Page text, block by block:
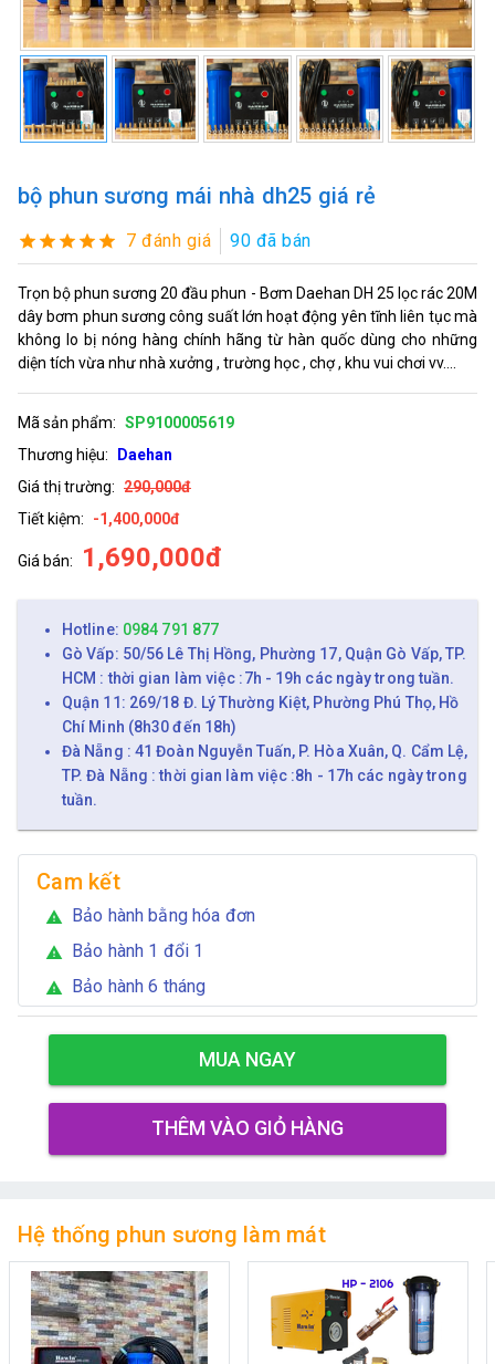
bộ phun sương mái nhà dh25 giá rẻ
7 đánh giá 90 đã bán
Trọn bộ phun sương 20 đầu phun - Bơm Daehan DH 25 lọc rác 20M
dây bơm phun sương công suất lớn hoạt động yên tĩnh liên tục mà
không lo bị nóng hàng chính hãng từ hàn quốc dùng cho những
diện tích vừa như nhà xưởng , trường học , chợ , khu vui chơi vv....
Mã sản phẩm: SP9100005619
Thương hiệu:
Daehan
Giá thị trường: 290,000đ
Tiết kiệm:
-1,400,000đ
Giá bán: 1,690,000đ
Hotline: 0984 791 877
Gò Vấp: 50/56 Lê Thị Hồng, Phường 17, Quận Gò Vấp, TP.
HCM : thời gian làm việc :7h - 19h các ngày trong tuần.
Quận 11: 269/18 Đ. Lý Thường Kiệt, Phường Phú Thọ, Hồ
Chí Minh (8h30 đến 18h)
Đà Nẵng : 41 Đoàn Nguyễn Tuấn, P. Hòa Xuân, Q. Cẩm Lệ,
TP. Đà Nẵng : thời gian làm việc :8h - 17h các ngày trong
tuần.
Cam kết
warning Bảo hành bằng hóa đơn
warning Bảo hành 1 đổi 1
warning Bảo hành 6 tháng
MUA NGAY
THÊM VÀO GIỎ HÀNG
Hệ thống phun sương làm mát